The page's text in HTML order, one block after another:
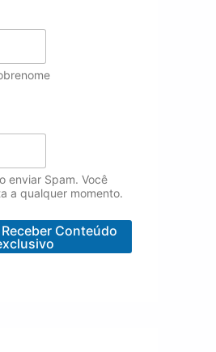
enviar Spam. Você
a qualquer momento.
Conteúdo